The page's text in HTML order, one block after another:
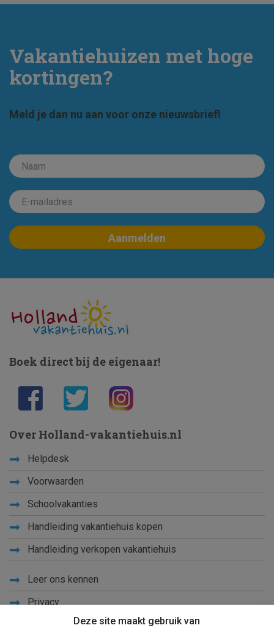
Vakantiehuizen met hoge
kortingen?
Meld je dan nu aan voor onze nieuwsbrief!
Deze site maakt gebruik van
Boek direct bij de eigenaar!
Over Holland-vakantiehuis.nl
Helpdesk
Voorwaarden
Schoolvakanties
Handleiding vakantiehuis kopen
Handleiding verkopen vakantiehuis
Leer ons kennen
Privacy